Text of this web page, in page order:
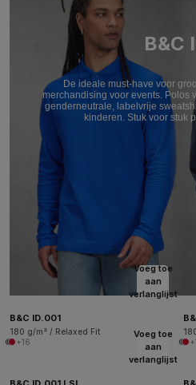
B&C
De ideale must-have voor
merchandising voor events. Polos
genderneutrale, labelvrije
kinderen. Stuk voor stuk
Voeg toe
aan
verlanglijst
B&C ID.001
180 g/m² / Relaxed Fit
+16
Voeg toe
aan
verlanglijst